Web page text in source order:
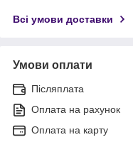
Всі умови доставки
Умови оплати
Післяплата
Оплата на рахунок
Оплата на карту